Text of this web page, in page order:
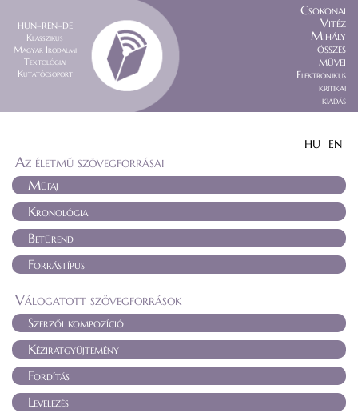
HUN–REN–DE
Klasszikus
Magyar Irodalmi
Textológiai
Kutatócsoport
Csokonai
Vitéz
Mihály
összes
művei
Elektronikus
kritikai
kiadás
HU EN
Az életmű szövegforrásai
Műfaj
Kronológia
Betűrend
Forrástípus
Válogatott szövegforrások
Szerzői kompozíció
Kéziratgyűjtemény
Fordítás
Levelezés